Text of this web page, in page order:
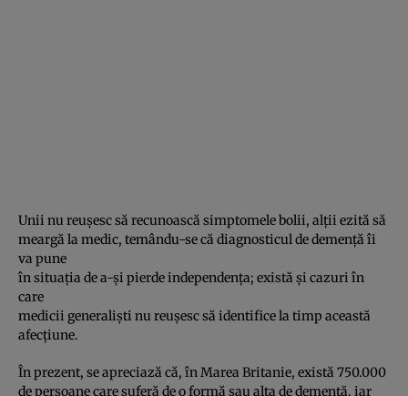
Unii nu reuşesc să recunoască simptomele bolii, alţii ezită să
meargă la medic, temându-se că diagnosticul de demenţă îi
va pune
în situaţia de a-şi pierde independenţa; există şi cazuri în
care
medicii generalişti nu reuşesc să identifice la timp această
afecţiune.
În prezent, se apreciază că, în Marea Britanie, există 750.000
de persoane care suferă de o formă sau alta de demenţă, iar